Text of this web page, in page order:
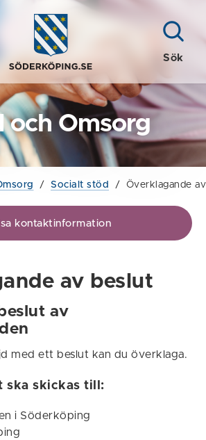
Sök
och Omsorg
/ Socialt stöd / Överklagande
kontaktinformation
av beslut
av
med ett beslut kan du överklaga.
ska skickas till:
i Söderköping